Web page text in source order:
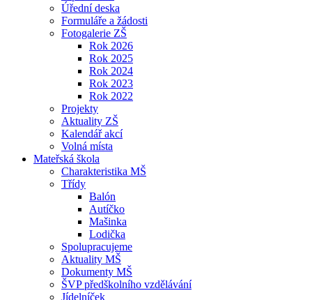
Úřední deska
Formuláře a žádosti
Fotogalerie ZŠ
Rok 2026
Rok 2025
Rok 2024
Rok 2023
Rok 2022
Projekty
Aktuality ZŠ
Kalendář akcí
Volná místa
Mateřská škola
Charakteristika MŠ
Třídy
Balón
Autíčko
Mašinka
Lodička
Spolupracujeme
Aktuality MŠ
Dokumenty MŠ
ŠVP předškolního vzdělávání
Jídelníček